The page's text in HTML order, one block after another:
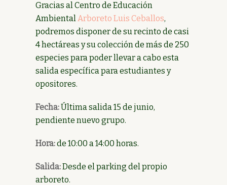
Gracias al Centro de Educación
AmbientalArboreto Luis Ceballos,
podremos disponer de su recinto de casi
4 hectáreas y su colección de más de 250
especies para poder llevar a cabo esta
salida específica para estudiantes y
opositores.
Fecha:Última salida 15 de junio,
pendiente nuevo grupo.
Hora:de 10:00 a 14:00 horas.
Salida:Desde el parking del propio
arboreto.